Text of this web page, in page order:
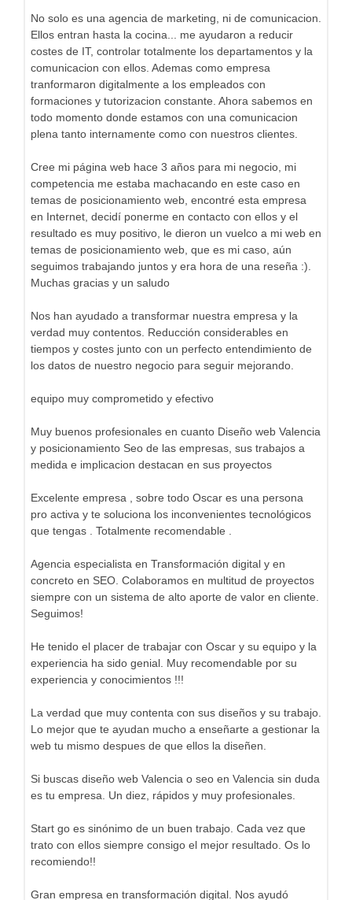
No solo es una agencia de marketing, ni de comunicacion.
Ellos entran hasta la cocina... me ayudaron a reducir
costes de IT, controlar totalmente los departamentos y la
comunicacion con ellos. Ademas como empresa
tranformaron digitalmente a los empleados con
formaciones y tutorizacion constante. Ahora sabemos en
todo momento donde estamos con una comunicacion
plena tanto internamente como con nuestros clientes.
Cree mi página web hace 3 años para mi negocio, mi
competencia me estaba machacando en este caso en
temas de posicionamiento web, encontré esta empresa
en Internet, decidí ponerme en contacto con ellos y el
resultado es muy positivo, le dieron un vuelco a mi web en
temas de posicionamiento web, que es mi caso, aún
seguimos trabajando juntos y era hora de una reseña :).
Muchas gracias y un saludo
Nos han ayudado a transformar nuestra empresa y la
verdad muy contentos. Reducción considerables en
tiempos y costes junto con un perfecto entendimiento de
los datos de nuestro negocio para seguir mejorando.
equipo muy comprometido y efectivo
Muy buenos profesionales en cuanto Diseño web Valencia
y posicionamiento Seo de las empresas, sus trabajos a
medida e implicacion destacan en sus proyectos
Excelente empresa , sobre todo Oscar es una persona
pro activa y te soluciona los inconvenientes tecnológicos
que tengas . Totalmente recomendable .
Agencia especialista en Transformación digital y en
concreto en SEO. Colaboramos en multitud de proyectos
siempre con un sistema de alto aporte de valor en cliente.
Seguimos!
He tenido el placer de trabajar con Oscar y su equipo y la
experiencia ha sido genial. Muy recomendable por su
experiencia y conocimientos !!!
La verdad que muy contenta con sus diseños y su trabajo.
Lo mejor que te ayudan mucho a enseñarte a gestionar la
web tu mismo despues de que ellos la diseñen.
Si buscas diseño web Valencia o seo en Valencia sin duda
es tu empresa. Un diez, rápidos y muy profesionales.
Start go es sinónimo de un buen trabajo. Cada vez que
trato con ellos siempre consigo el mejor resultado. Os lo
recomiendo!!
Gran empresa en transformación digital. Nos ayudó